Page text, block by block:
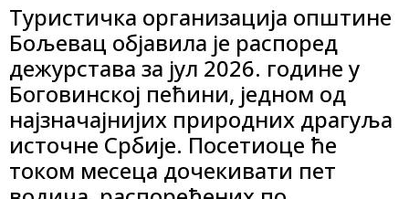
Туристичка организација општине
Бољевац објавила је распоред
дежурстава за јул 2026. године у
Боговинској пећини, једном од
најзначајнијих природних драгуља
источне Србије. Посетиоце ће
током месеца дочекивати пет